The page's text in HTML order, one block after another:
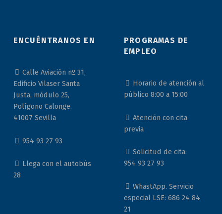
ENCUÉNTRANOS EN
Calle Aviación nº 31,
Edificio Vilaser Santa
Justa, módulo 25,
Polígono Calonge.
41007 Sevilla
954 93 27 93
Llega con el autobús
28
PROGRAMAS DE
EMPLEO
Horario de atención al
público 8:00 a 15:00
Atención con cita
previa
Solicitud de cita:
954 93 27 93
WhastApp. Servicio
especial LSE: 686 24 84
21